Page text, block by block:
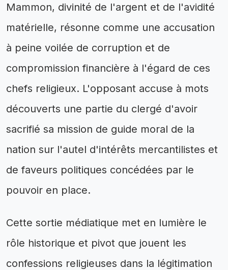
Mammon, divinité de l'argent et de l'avidité
matérielle, résonne comme une accusation
à peine voilée de corruption et de
compromission financière à l'égard de ces
chefs religieux. L'opposant accuse à mots
découverts une partie du clergé d'avoir
sacrifié sa mission de guide moral de la
nation sur l'autel d'intérêts mercantilistes et
de faveurs politiques concédées par le
pouvoir en place.
Cette sortie médiatique met en lumière le
rôle historique et pivot que jouent les
confessions religieuses dans la légitimation